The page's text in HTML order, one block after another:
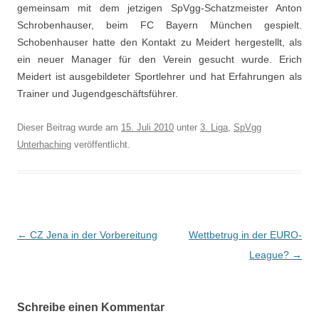
gemeinsam mit dem jetzigen SpVgg-Schatzmeister Anton
Schrobenhauser, beim FC Bayern München gespielt.
Schobenhauser hatte den Kontakt zu Meidert hergestellt, als
ein neuer Manager für den Verein gesucht wurde. Erich
Meidert ist ausgebildeter Sportlehrer und hat Erfahrungen als
Trainer und Jugendgeschäftsführer.
Dieser Beitrag wurde am 15. Juli 2010 unter 3. Liga, SpVgg
Unterhaching veröffentlicht.
Beitrags-
← CZ Jena in der Vorbereitung
Wettbetrug in der EURO-
League? →
Schreibe einen Kommentar